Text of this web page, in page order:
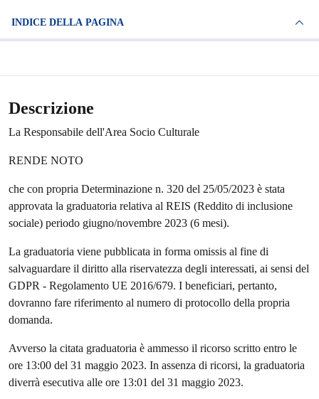
INDICE DELLA PAGINA
Descrizione
La Responsabile dell'Area Socio Culturale
RENDE NOTO
che con propria Determinazione n. 320 del 25/05/2023 è stata
approvata la graduatoria relativa al REIS (Reddito di inclusione
sociale) periodo giugno/novembre 2023 (6 mesi).
La graduatoria viene pubblicata in forma omissis al fine di
salvaguardare il diritto alla riservatezza degli interessati, ai sensi del
GDPR - Regolamento UE 2016/679. I beneficiari, pertanto,
dovranno fare riferimento al numero di protocollo della propria
domanda.
Avverso la citata graduatoria è ammesso il ricorso scritto entro le
ore 13:00 del 31 maggio 2023. In assenza di ricorsi, la graduatoria
diverrà esecutiva alle ore 13:01 del 31 maggio 2023.